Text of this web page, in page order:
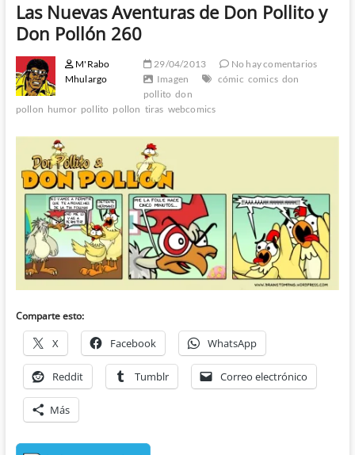
Las Nuevas Aventuras de Don Pollito y
Don Pollón 260
M'Rabo
Mhulargo
29/04/2013
No hay comentarios
Imagen
cómic comics don
pollito don
pollon humor pollito pollon tiras webcomics
Comparte esto:
X Facebook WhatsApp
Reddit Tumblr Correo electrónico
Más